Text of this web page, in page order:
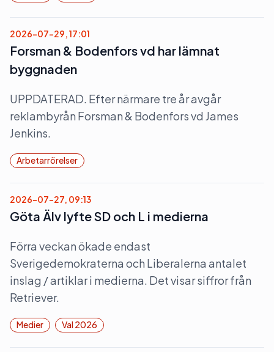
2026-07-29, 17:01
Forsman & Bodenfors vd har lämnat
byggnaden
UPPDATERAD. Efter närmare tre år avgår
reklambyrån Forsman & Bodenfors vd James
Jenkins.
Arbetarrörelser
2026-07-27, 09:13
Göta Älv lyfte SD och L i medierna
Förra veckan ökade endast
Sverigedemokraterna och Liberalerna antalet
inslag / artiklar i medierna. Det visar siffror från
Retriever.
Medier Val 2026